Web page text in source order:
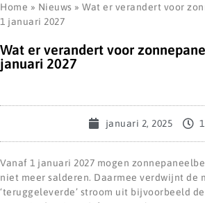
Home » Nieuws » Wat er verandert voor
1 januari 2027
Wat er verandert voor
januari 2027
januari 2, 2025
Vanaf 1 januari 2027 mogen
niet meer salderen. Daarmee verdwijnt de
‘teruggeleverde’ stroom uit bijvoorbeeld